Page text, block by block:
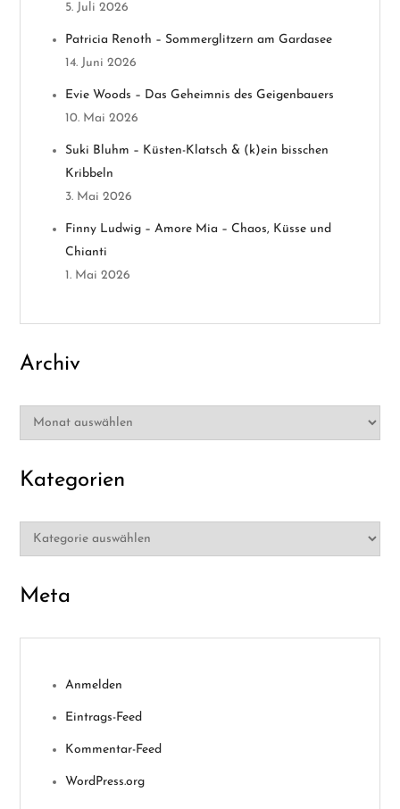
g
5. Juli 2026
Patricia Renoth – Sommerglitzern am Gardasee
14. Juni 2026
Evie Woods – Das Geheimnis des Geigenbauers
10. Mai 2026
Suki Bluhm – Küsten-Klatsch & (k)ein bisschen
Kribbeln
3. Mai 2026
Finny Ludwig – Amore Mia – Chaos, Küsse und
Chianti
1. Mai 2026
Archiv
Archiv
Kategorien
Kategorien
Meta
Anmelden
Eintrags-Feed
Kommentar-Feed
WordPress.org